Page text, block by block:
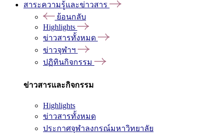
สาระความรู้และข่าวสาร
ย้อนกลับ
Highlights
ข่าวสารทั้งหมด
ข่าวจุฬาฯ
ปฏิทินกิจกรรม
ข่าวสารและกิจกรรม
Highlights
ข่าวสารทั้งหมด
ประกาศจุฬาลงกรณ์มหาวิทยาลัย